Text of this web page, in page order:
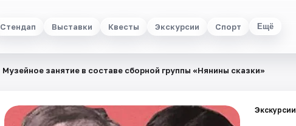
Стендап Выставки Квесты Экскурсии Спорт Ещё
Музейное занятие в составе сборной группы «Нянины cкaзки»
Экскурсии